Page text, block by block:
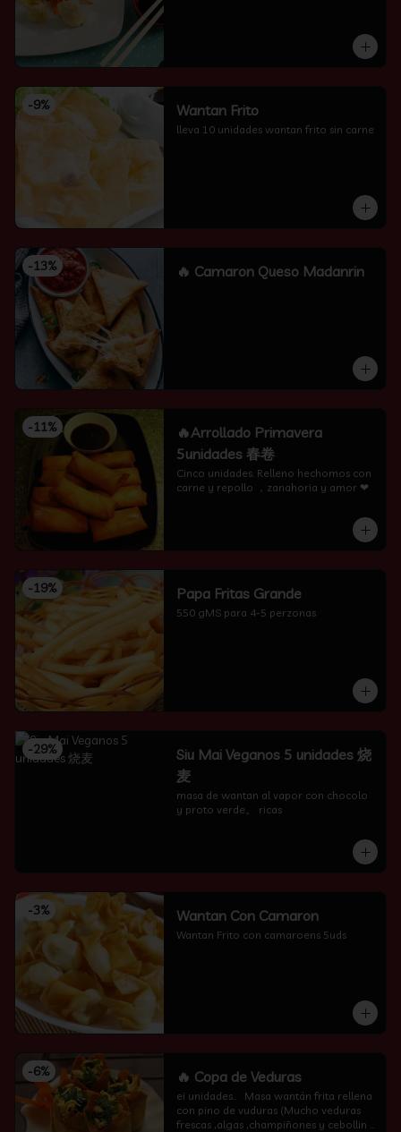
-9% Wantan Frito
lleva 10 unidades wantan frito sin carne
-13% 🔥 Camaron Queso Madanrin
-11%
🔥Arrollado Primavera
5unidades 春卷
Cinco unidades. Relleno hechomos con
carne y repollo ，zanahoria y amor ❤
-19% Papa Fritas Grande
550 gMS para 4-5 perzonas
-29%
Siu Mai Veganos 5 unidades 烧
麦
masa de wantan al vapor con chocolo
y proto verde。 ricas
-3% Wantan Con Camaron
Wantan Frito con camaroens 5uds
-6% 🔥 Copa de Veduras
ei unidades..   Masa wantán frita rellena
con pino de vuduras (Mucho veduras
frescas ,algas ,champiñones y cebollin